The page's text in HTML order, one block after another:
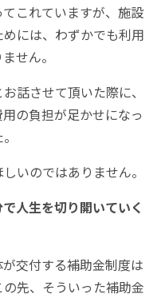
これていますが、施設
には、わずかでも利用
せん。
話させて頂いた際に、
の負担が足かせになっ
いのではありません。
で人生を切り開いていく
交付する補助金制度は
先、そういった補助金